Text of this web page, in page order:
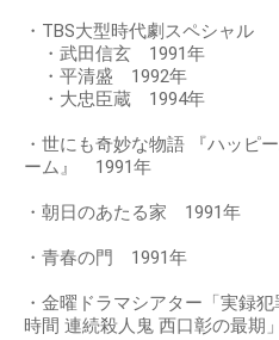
・TBS大型時代劇スペシャル
・武田信玄 1991年
・平清盛 1992年
・大忠臣蔵 1994年
・世にも奇妙な物語 『ハッピ
ーム』 1991年
・朝日のあたる家 1991年
・青春の門 1991年
・金曜ドラマシアター「実録
時間 連続殺人鬼 西口彰の最